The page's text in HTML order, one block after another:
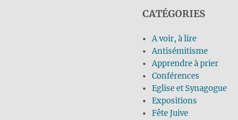
CATÉGORIES
A voir, à lire
Antisémitisme
Apprendre à prier
Conférences
Eglise et Synagogue
Expositions
Fête Juive